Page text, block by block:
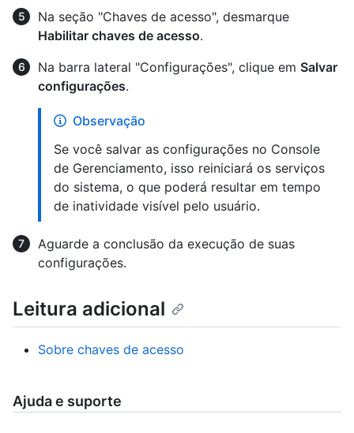
Na seção "Chaves de acesso", desmarque
Habilitar chaves de acesso.
Na barra lateral "Configurações", clique em Salvar
configurações.
Observação
Se você salvar as configurações no Console
de Gerenciamento, isso reiniciará os serviços
do sistema, o que poderá resultar em tempo
de inatividade visível pelo usuário.
Aguarde a conclusão da execução de suas
configurações.
Leitura adicional
Sobre chaves de acesso
Ajuda e suporte